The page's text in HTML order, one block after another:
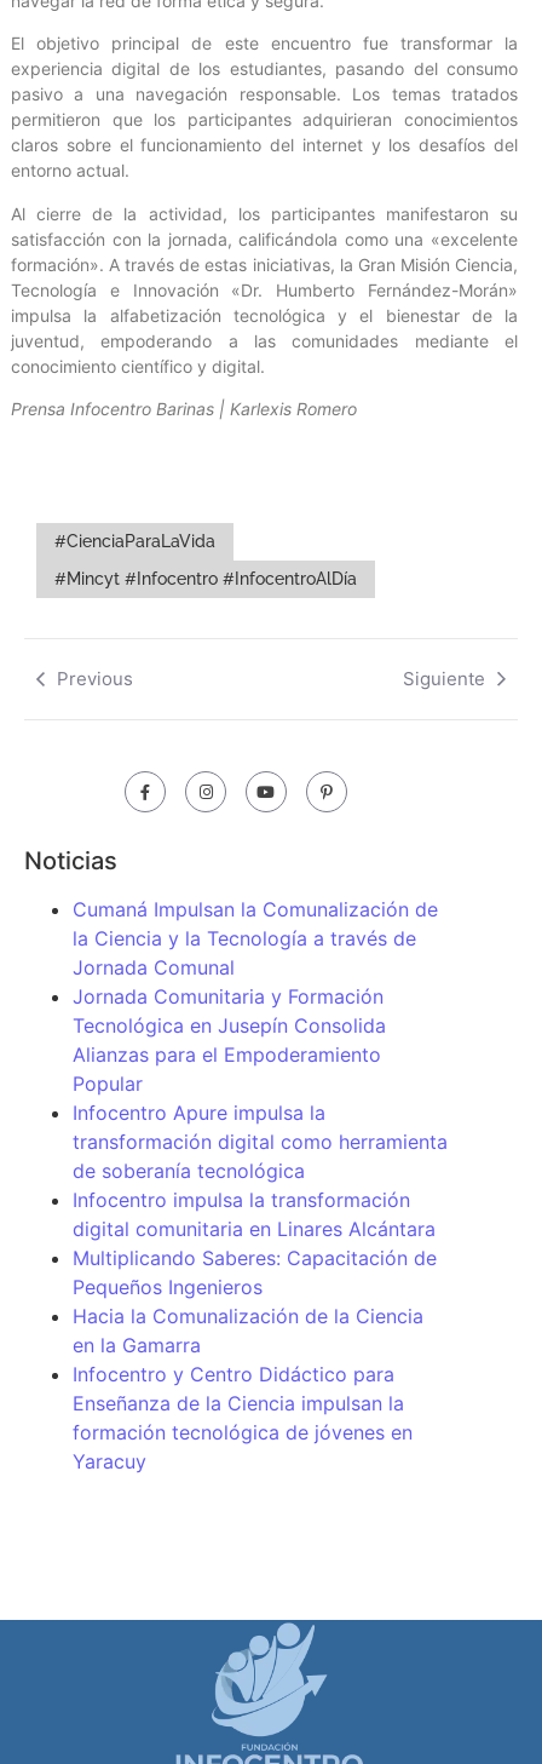
El objetivo principal de este encuentro fue transformar la
experiencia digital de los estudiantes, pasando del consumo
pasivo a una navegación responsable. Los temas tratados
permitieron que los participantes adquirieran conocimientos
claros sobre el funcionamiento del internet y los desafíos del
entorno actual.
Al cierre de la actividad, los participantes manifestaron su
satisfacción con la jornada, calificándola como una «excelente
formación». A través de estas iniciativas, la Gran Misión Ciencia,
Tecnología e Innovación «Dr. Humberto Fernández-Morán»
impulsa la alfabetización tecnológica y el bienestar de la
juventud, empoderando a las comunidades mediante el
conocimiento científico y digital.
Prensa Infocentro Barinas | Karlexis Romero
#CienciaParaLaVida
#Mincyt #Infocentro #InfocentroAlDía
Previous Siguiente
Noticias
Cumaná Impulsan la Comunalización de
la Ciencia y la Tecnología a través de
Jornada Comunal
Jornada Comunitaria y Formación
Tecnológica en Jusepín Consolida
Alianzas para el Empoderamiento
Popular
Infocentro Apure impulsa la
transformación digital como herramienta
de soberanía tecnológica
Infocentro impulsa la transformación
digital comunitaria en Linares Alcántara
Multiplicando Saberes: Capacitación de
Pequeños Ingenieros
Hacia la Comunalización de la Ciencia
en la Gamarra
Infocentro y Centro Didáctico para
Enseñanza de la Ciencia impulsan la
formación tecnológica de jóvenes en
Yaracuy